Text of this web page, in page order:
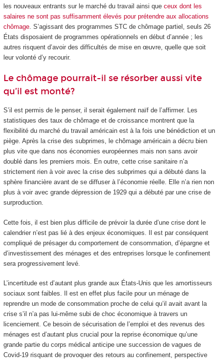
les nouveaux entrants sur le marché du travail ainsi que ceux dont les
salaires ne sont pas suffisamment élevés pour prétendre aux allocations
chômage. S’agissant des programmes STC de chômage partiel, seuls 26
États disposaient de programmes opérationnels en début d’année ; les
autres risquent d’avoir des difficultés de mise en œuvre, quelle que soit
leur volonté d’y recourir.
Le chômage pourrait-il se résorber aussi vite
qu’il est monté?
S’il est permis de le penser, il serait également naïf de l’affirmer. Les
statistiques des taux de chômage et de croissance montrent que la
flexibilité du marché du travail américain est à la fois une bénédiction et un
piège. Après la crise des subprimes, le chômage américain a décru bien
plus vite que dans nos économies européennes mais non sans avoir
doublé dans les premiers mois. En outre, cette crise sanitaire n’a
strictement rien à voir avec la crise des subprimes qui a débuté dans la
sphère financière avant de se diffuser à l’économie réelle. Elle n’a rien non
plus à voir avec grande dépression de 1929 qui a débuté par une crise de
surproduction.
Cette fois, il est bien plus difficile de prévoir la durée d’une crise dont le
calendrier n’est pas lié à des enjeux économiques. Il est par conséquent
compliqué de présager du comportement de consommation, d’épargne et
d’investissement des ménages et des entreprises lorsque le confinement
sera progressivement levé.
L’incertitude est d’autant plus grande aux États-Unis que les amortisseurs
sociaux sont faibles. Il est en effet plus facile pour un ménage de
reprendre un mode de consommation proche de celui qu’il avait avant la
crise s’il n’a pas lui-même subi de choc économique à travers un
licenciement. Ce besoin de sécurisation de l’emploi et des revenus des
ménages est d’autant plus crucial pour la reprise économique qu’une
grande partie du corps médical anticipe une succession de vagues de
Covid-19 risquant de provoquer des retours au confinement, perspective